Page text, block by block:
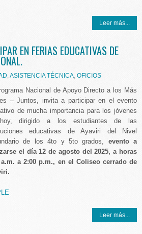
Leer más...
EN FERIAS EDUCATIVAS DE
,ASISTENCIA TÉCNICA, OFICIOS
Nacional de Apoyo Directo a los Más
– Juntos, invita a participar en el evento
de mucha importancia para los jóvenes
dirigido a los estudiantes de las
educativas de Ayaviri del Nivel
de los 4to y 5to grados, evento a
el día 12 de agosto del 2025, a horas
a.m. a 2:00 p.m., en el Coliseo cerrado de
Leer más...